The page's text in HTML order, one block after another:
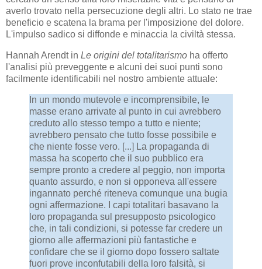
averlo trovato nella persecuzione degli altri. Lo stato ne trae
beneficio e scatena la brama per l'imposizione del dolore.
L'impulso sadico si diffonde e minaccia la civiltà stessa.
Hannah Arendt in Le origini del totalitarismo ha offerto
l'analisi più preveggente e alcuni dei suoi punti sono
facilmente identificabili nel nostro ambiente attuale:
In un mondo mutevole e incomprensibile, le
masse erano arrivate al punto in cui avrebbero
creduto allo stesso tempo a tutto e niente;
avrebbero pensato che tutto fosse possibile e
che niente fosse vero. [...] La propaganda di
massa ha scoperto che il suo pubblico era
sempre pronto a credere al peggio, non importa
quanto assurdo, e non si opponeva all'essere
ingannato perché riteneva comunque una bugia
ogni affermazione. I capi totalitari basavano la
loro propaganda sul presupposto psicologico
che, in tali condizioni, si potesse far credere un
giorno alle affermazioni più fantastiche e
confidare che se il giorno dopo fossero saltate
fuori prove inconfutabili della loro falsità, si